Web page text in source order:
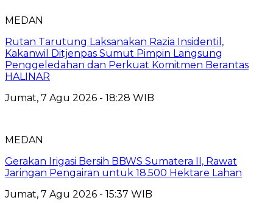
MEDAN
Rutan Tarutung Laksanakan Razia Insidentil,
Kakanwil Ditjenpas Sumut Pimpin Langsung
Penggeledahan dan Perkuat Komitmen Berantas
HALINAR
Jumat, 7 Agu 2026 - 18:28 WIB
MEDAN
Gerakan Irigasi Bersih BBWS Sumatera II, Rawat
Jaringan Pengairan untuk 18.500 Hektare Lahan
Jumat, 7 Agu 2026 - 15:37 WIB